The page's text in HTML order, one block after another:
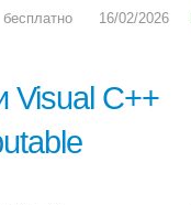
бесплатно 16/02/2026
Visual C++